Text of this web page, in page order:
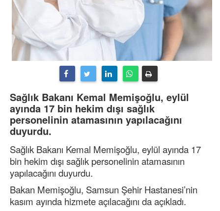
Sağlık Bakanı Kemal Memişoğlu, eylül
ayında 17 bin hekim dışı sağlık
personelinin atamasının yapılacağını
duyurdu.
Sağlık Bakanı Kemal Memişoğlu, eylül ayında 17
bin hekim dışı sağlık personelinin atamasının
yapılacağını duyurdu.
Bakan Memişoğlu, Samsun Şehir Hastanesi’nin
kasım ayında hizmete açılacağını da açıkladı.